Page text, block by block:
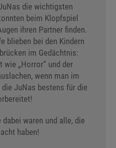
die wichtigsten
beim Klopfspiel
ihren Partner finden.
blieben bei den Kindern
im Gedächtnis:
wie „Horror“ und der
wenn man im
JuNas bestens für die
waren und alle, die
haben!